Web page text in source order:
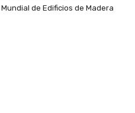
de Edificios de Madera